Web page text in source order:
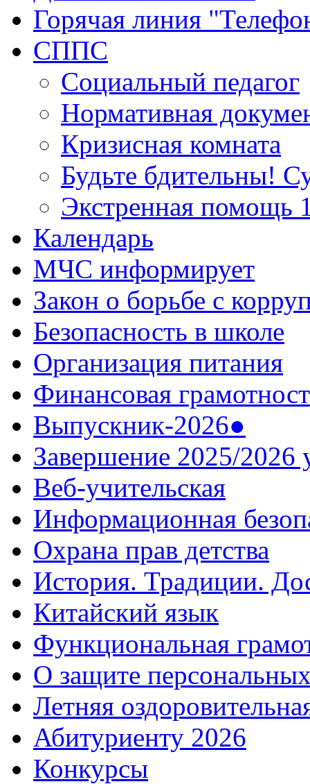
Горячая линия
СППС
Социальный педагог
Нормативная
Кризисная комната
Будьте бдительны!
Экстренная помощь
Календарь
МЧС информирует
Закон о борьбе с
Безопасность в школе
Организация питания
Финансовая
Выпускник-2026●
Завершение 2025/2026
Веб-учительская
Информационная
Охрана прав детства
История. Традиции.
Китайский язык
Функциональная
О защите
Летняя
Абитуриенту 2026
Конкурсы